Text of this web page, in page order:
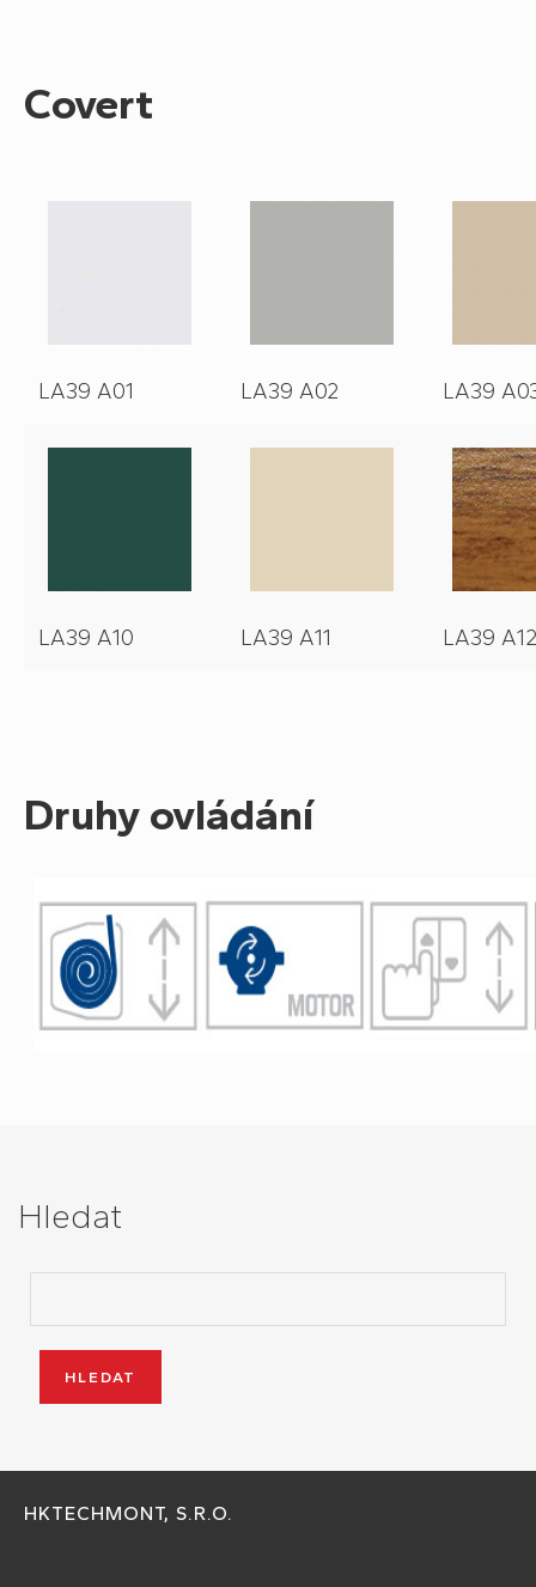
Covert
LA39 A01 LA39 A02 LA39
LA39 A10 LA39 A11 LA39 A12
Druhy ovládání
Hledat
HKTECHMONT, S.R.O.